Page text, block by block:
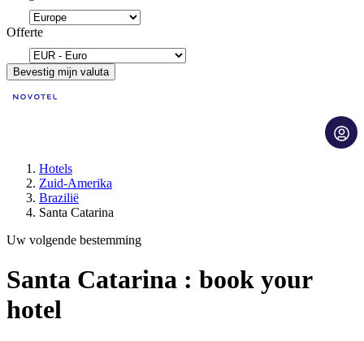
Offerte
Bevestig mijn valuta
Hotels
Zuid-Amerika
Brazilië
Santa Catarina
Uw volgende bestemming
Santa Catarina : book your
hotel